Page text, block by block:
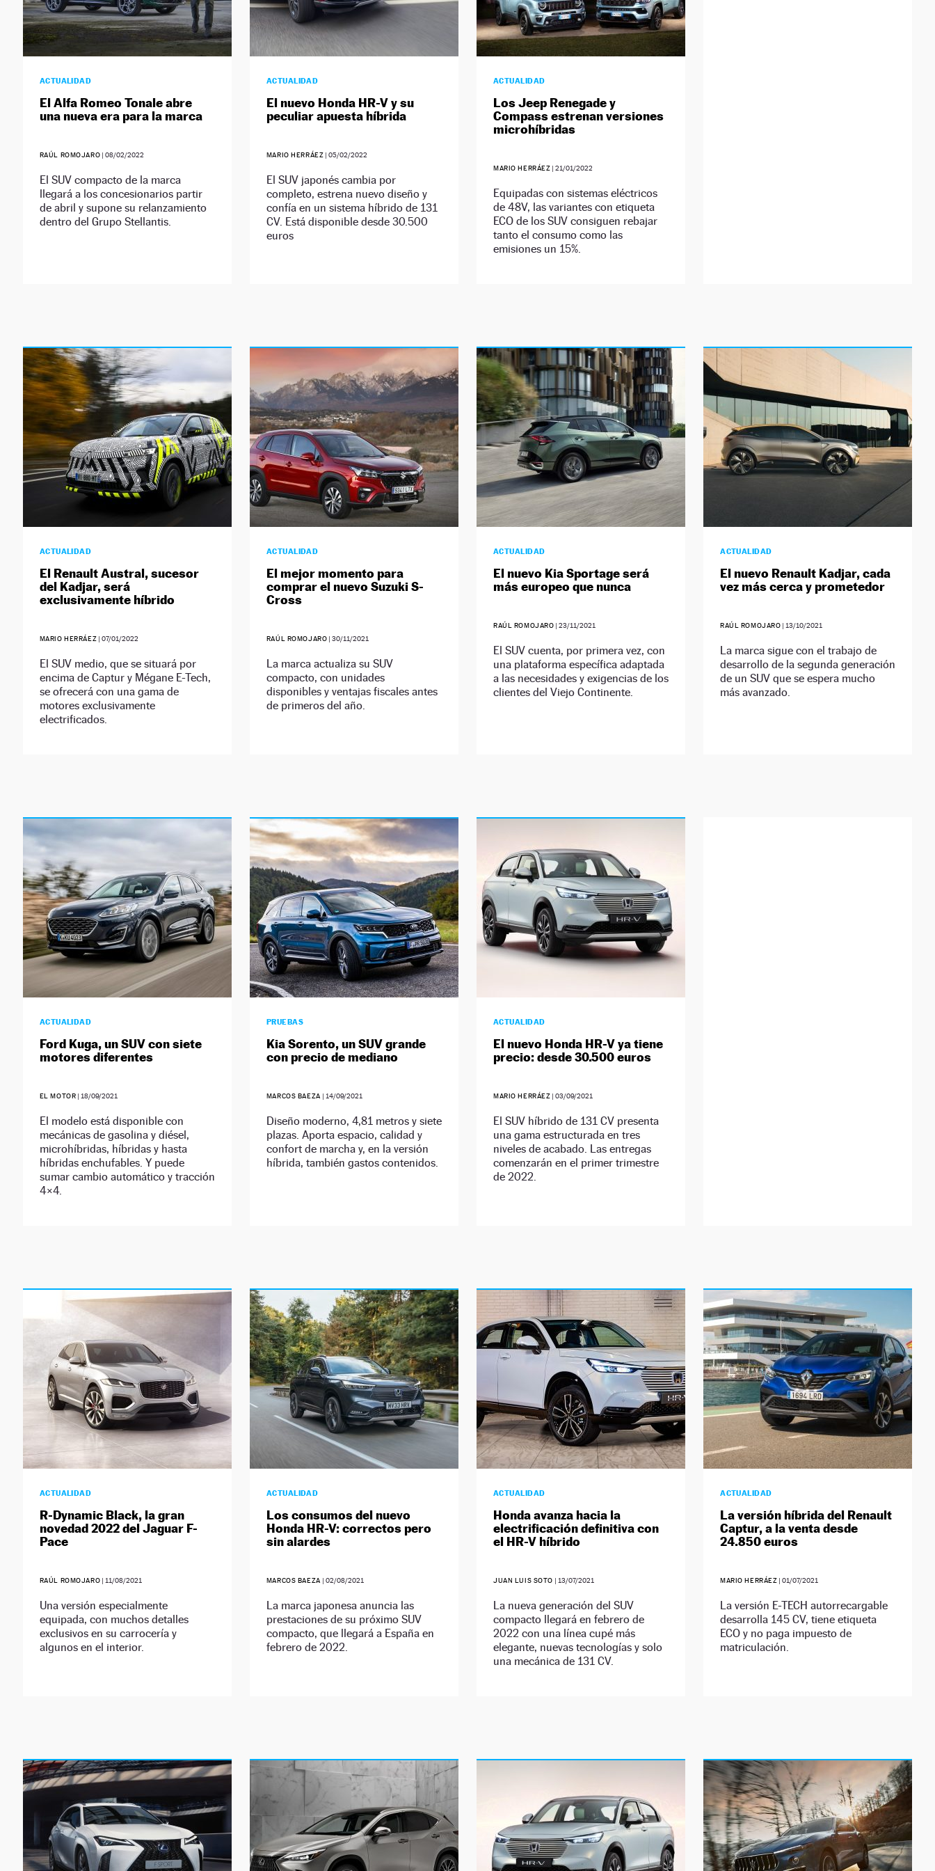
ACTUALIDAD
El Alfa Romeo Tonale abre
una nueva era para la marca
RAÚL ROMOJARO |08/02/2022
El SUV compacto de la marca
llegará a los concesionarios partir
de abril y supone su relanzamiento
dentro del Grupo Stellantis.
ACTUALIDAD
El nuevo Honda HR-V y su
peculiar apuesta híbrida
MARIO HERRÁEZ |05/02/2022
El SUV japonés cambia por
completo, estrena nuevo diseño y
confía en un sistema híbrido de 131
CV. Está disponible desde 30.500
euros
ACTUALIDAD
Los Jeep Renegade y
Compass estrenan versiones
microhíbridas
MARIO HERRÁEZ |21/01/2022
Equipadas con sistemas eléctricos
de 48V, las variantes con etiqueta
ECO de los SUV consiguen rebajar
tanto el consumo como las
emisiones un 15%.
ACTUALIDAD
El Renault Austral, sucesor
del Kadjar, será
exclusivamente híbrido
MARIO HERRÁEZ |07/01/2022
El SUV medio, que se situará por
encima de Captur y Mégane E-Tech,
se ofrecerá con una gama de
motores exclusivamente
electrificados.
ACTUALIDAD
El mejor momento para
comprar el nuevo Suzuki S-
Cross
RAÚL ROMOJARO |30/11/2021
La marca actualiza su SUV
compacto, con unidades
disponibles y ventajas fiscales antes
de primeros del año.
ACTUALIDAD
El nuevo Kia Sportage será
más europeo que nunca
RAÚL ROMOJARO |23/11/2021
El SUV cuenta, por primera vez, con
una plataforma específica adaptada
a las necesidades y exigencias de los
clientes del Viejo Continente.
ACTUALIDAD
El nuevo Renault Kadjar, cada
vez más cerca y prometedor
RAÚL ROMOJARO | 13/10/2021
La marca sigue con el trabajo de
desarrollo de la segunda generación
de un SUV que se espera mucho
más avanzado.
ACTUALIDAD
Ford Kuga, un SUV con siete
motores diferentes
EL MOTOR | 18/09/2021
El modelo está disponible con
mecánicas de gasolina y diésel,
microhíbridas, híbridas y hasta
híbridas enchufables. Y puede
sumar cambio automático y tracción
4×4.
PRUEBAS
Kia Sorento, un SUV grande
con precio de mediano
MARCOS BAEZA | 14/09/2021
Diseño moderno, 4,81 metros y siete
plazas. Aporta espacio, calidad y
confort de marcha y, en la versión
híbrida, también gastos contenidos.
ACTUALIDAD
El nuevo Honda HR-V ya tiene
precio: desde 30.500 euros
MARIO HERRÁEZ |03/09/2021
El SUV híbrido de 131 CV presenta
una gama estructurada en tres
niveles de acabado. Las entregas
comenzarán en el primer trimestre
de 2022.
ACTUALIDAD
R-Dynamic Black, la gran
novedad 2022 del Jaguar F-
Pace
RAÚL ROMOJARO | 11/08/2021
Una versión especialmente
equipada, con muchos detalles
exclusivos en su carrocería y
algunos en el interior.
ACTUALIDAD
Los consumos del nuevo
Honda HR-V: correctos pero
sin alardes
MARCOS BAEZA | 02/08/2021
La marca japonesa anuncia las
prestaciones de su próximo SUV
compacto, que llegará a España en
febrero de 2022.
ACTUALIDAD
Honda avanza hacia la
electrificación definitiva con
el HR-V híbrido
JUAN LUIS SOTO | 13/07/2021
La nueva generación del SUV
compacto llegará en febrero de
2022 con una línea cupé más
elegante, nuevas tecnologías y solo
una mecánica de 131 CV.
ACTUALIDAD
La versión híbrida del Renault
Captur, a la venta desde
24.850 euros
MARIO HERRÁEZ |01/07/2021
La versión E-TECH autorrecargable
desarrolla 145 CV, tiene etiqueta
ECO y no paga impuesto de
matriculación.